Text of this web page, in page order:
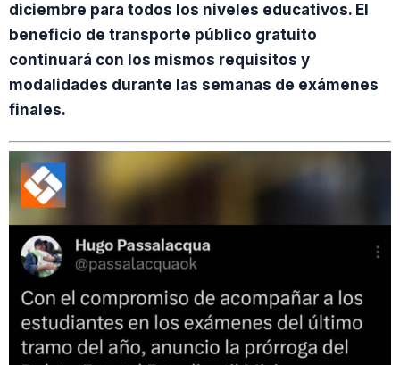
diciembre para todos los niveles educativos. El
beneficio de transporte público gratuito
continuará con los mismos requisitos y
modalidades durante las semanas de exámenes
finales.